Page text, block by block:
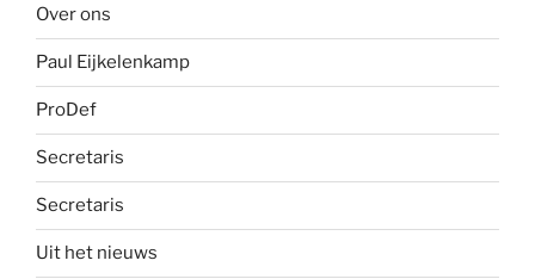
Over ons
Paul Eijkelenkamp
ProDef
Secretaris
Secretaris
Uit het nieuws